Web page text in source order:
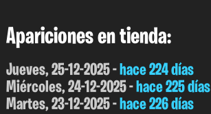
Apariciones en tienda:
Jueves, 25-12-2025 -hace 224 días
Miércoles, 24-12-2025 -hace 225 días
Martes, 23-12-2025 -hace 226 días